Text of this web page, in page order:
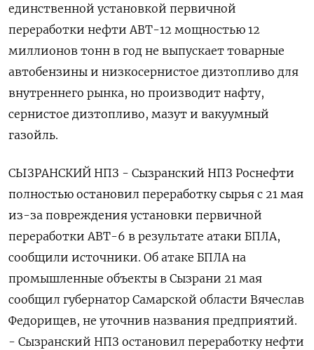
единственной установкой первичной
переработки нефти ​АВТ-12 мощностью 12
миллионов тонн в год ⁠не выпускает товарные
автобензины и низкосернистое дизтопливо для
внутреннего рынка, но производит нафту,
сернистое дизтопливо, мазут и вакуумный
газойль.
СЫЗРАНСКИЙ НПЗ - Сызранский НПЗ Роснефти
полностью остановил переработку сырья с 21 мая
из-за повреждения установки первичной
переработки АВТ-6 в результате атаки БПЛА,
сообщили источники. Об атаке БПЛА на
промышленные объекты в Сызрани 21 мая
сообщил губернатор Самарской области Вячеслав
Федорищев, не уточнив названия предприятий.
- Сызранский НПЗ остановил переработку нефти